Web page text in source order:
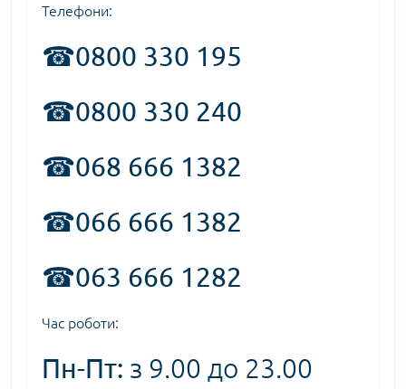
Телефони:
☎0800 330 195
☎0800 330 240
☎068 666 1382
☎066 666 1382
☎063 666 1282
Час роботи:
Пн-Пт: з 9.00 до 23.00